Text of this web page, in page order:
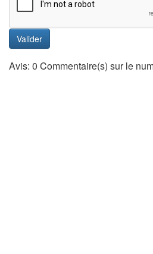
Valider
Avis: 0 Commentaire(s) sur le